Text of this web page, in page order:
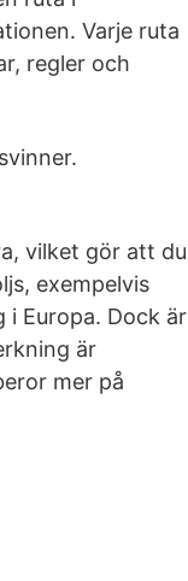
Varje ruta
regler och
vilket gör att du
exempelvis
i Europa. Dock är
är
mer på